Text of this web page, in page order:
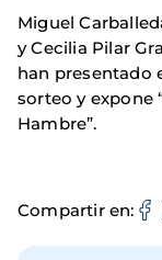
Miguel
y Cecilia Pilar
han presentado
sorteo y expone
Hambre”.
Compartir en